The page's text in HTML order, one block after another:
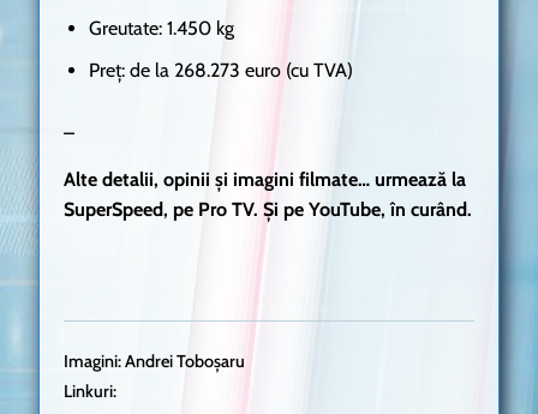
Greutate: 1.450 kg
Preț: de la 268.273 euro (cu TVA)
Alte detalii, opinii și imagini filmate… urmează la
SuperSpeed, pe Pro TV. Și pe YouTube, în curând.
Imagini: Andrei Toboșaru
Linkuri: